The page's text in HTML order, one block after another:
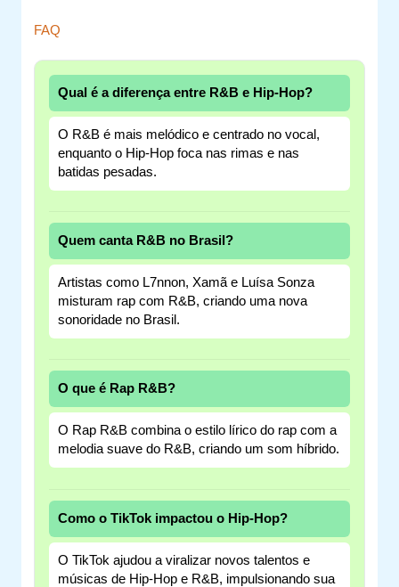
FAQ
Qual é a diferença entre R&B e Hip-Hop?
O R&B é mais melódico e centrado no vocal,
enquanto o Hip-Hop foca nas rimas e nas
batidas pesadas.
Quem canta R&B no Brasil?
Artistas como L7nnon, Xamã e Luísa Sonza
misturam rap com R&B, criando uma nova
sonoridade no Brasil.
O que é Rap R&B?
O Rap R&B combina o estilo lírico do rap com a
melodia suave do R&B, criando um som híbrido.
Como o TikTok impactou o Hip-Hop?
O TikTok ajudou a viralizar novos talentos e
músicas de Hip-Hop e R&B, impulsionando sua